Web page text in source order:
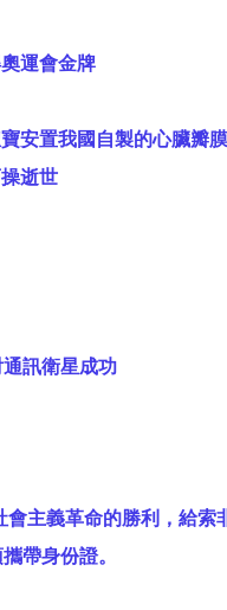
運會金牌
安置我國自製的心臟瓣
逝世
訊衛星成功
主義革命的勝利，給索
帶身份證。